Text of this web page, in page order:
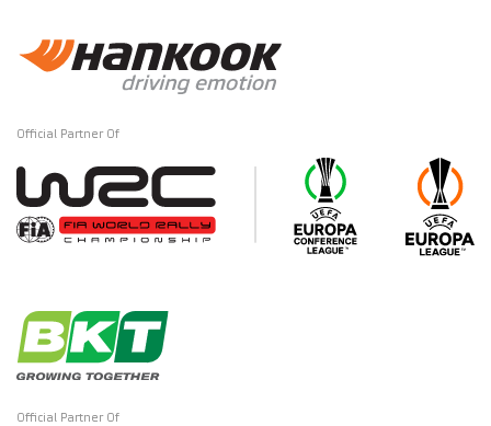
Official Partner Of
Official Partner Of